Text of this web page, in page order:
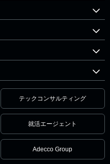
テックコンサルティング
就活エージェント
Adecco Group